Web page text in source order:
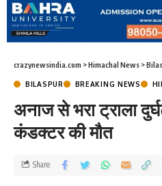
crazynewsindia.com >Himachal News >
BILASPUR BREAKING NEWS
अनाज से भरा ट्राला
कंडक्टर की मौत
Share